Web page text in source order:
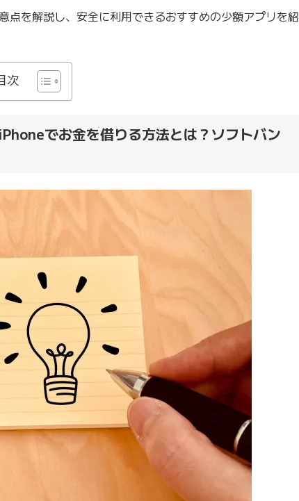
点を解説し、安全に利用できるおすすめの少額アプリを紹
次
でお金を借りる方法とは？ソフトバン